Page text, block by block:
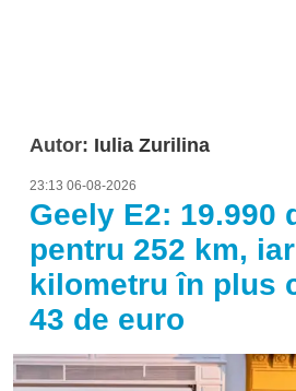
Autor: Iulia Zurilina
23:13 06-08-2026
Geely E2: 19.990
pentru 252 km,
kilometru în plus
43 de euro